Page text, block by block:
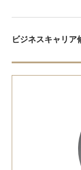
授業料とその他の
大学学部課程奨学
国公立高等学校
ビジネスキャリア